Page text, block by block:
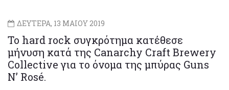
ΔΕΥΤΕΡΑ, 13 ΜΑΙΟΥ 2019
Το hard rock συγκρότημα κατέθεσε
μήνυση κατά της Canarchy Craft Brewery
Collective για το όνομα της μπύρας Guns
N’ Rosé.